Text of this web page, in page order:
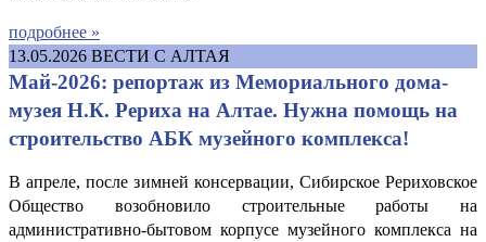
подробнее »
13.05.2026 ВЕСТИ С АЛТАЯ
Май-2026: репортаж из Мемориального дома-
музея Н.К. Рериха на Алтае. Нужна помощь на
строительство АБК музейного комплекса!
В апреле, после зимней консервации, Сибирское Рериховское
Общество возобновило строительные работы на
административно-бытовом корпусе музейного комплекса на